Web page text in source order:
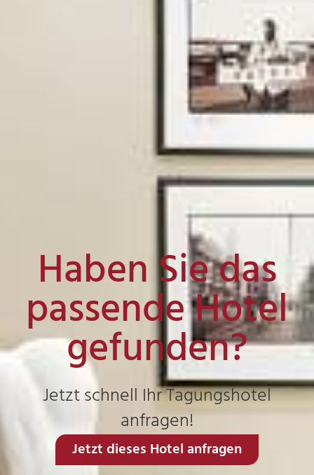
Haben Sie das
passende Hotel
gefunden?
Jetzt schnell Ihr Tagungshotel
anfragen!
Jetzt dieses Hotel anfragen